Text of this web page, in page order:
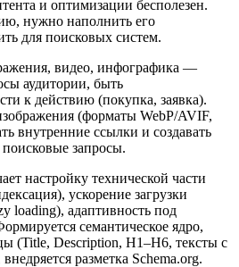
и оптимизации бесполезен.
нужно наполнить его
для поисковых систем.
видео, инфографика —
аудитории, быть
к действию (покупка, заявка).
(форматы WebP/AVIF,
внутренние ссылки и создавать
запросы.
настройку технической части
ускорение загрузки
loading), адаптивность под
семантическое ядро,
(Title, Description, H1–H6, тексты с
разметка Schema.org.